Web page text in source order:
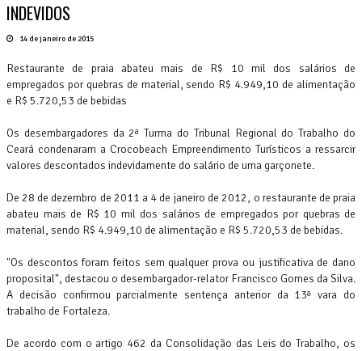
INDEVIDOS
14 de janeiro de 2015
Restaurante de praia abateu mais de R$ 10 mil dos salários de
empregados por quebras de material, sendo R$ 4.949,10 de alimentação
e R$ 5.720,53 de bebidas
Os desembargadores da 2ª Turma do Tribunal Regional do Trabalho do
Ceará condenaram a Crocobeach Empreendimento Turísticos a ressarcir
valores descontados indevidamente do salário de uma garçonete.
De 28 de dezembro de 2011 a 4 de janeiro de 2012, o restaurante de praia
abateu mais de R$ 10 mil dos salários de empregados por quebras de
material, sendo R$ 4.949,10 de alimentação e R$ 5.720,53 de bebidas.
"Os descontos foram feitos sem qualquer prova ou justificativa de dano
proposital", destacou o desembargador-relator Francisco Gomes da Silva.
A decisão confirmou parcialmente sentença anterior da 13ª vara do
trabalho de Fortaleza.
De acordo com o artigo 462 da Consolidação das Leis do Trabalho, os